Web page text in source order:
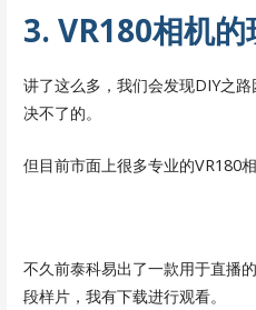
3. VR180相机的
讲了这么多，我们会发现DIY之
决不了的。
但目前市面上很多专业的VR180
不久前泰科易出了一款用于直播
段样片，我有下载进行观看。